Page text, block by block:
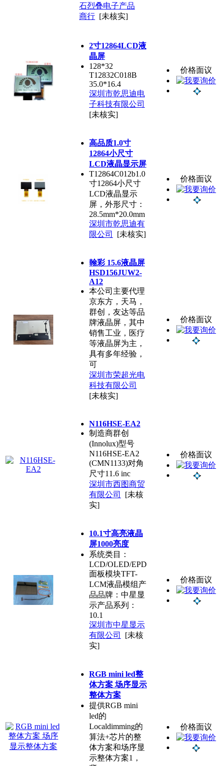
石烈叠电子产品
商行 [未核实]
2寸12864LCD液
晶屏
128*32
T12832C018B
35.0*16.4
深圳市乾思迪电
子科技有限公司
[未核实]
价格面议
高品质1.0寸
12864小尺寸
LCD液晶显示屏
T12864C012b1.0
寸12864小尺寸
LCD液晶显示
屏，外形尺寸：
28.5mm*20.0mm
深圳市乾思迪有
限公司
[未核实]
价格面议
翰彩 15.6液晶屏
HSD156JUW2-
A12
本公司主要代理
京东方，天马，
群创，友达等品
牌液晶屏，其中
销售工业，医疗
等液晶屏为主，
具有多年经验，
可
深圳市荣超光电
科技有限公司
[未核实]
价格面议
N116HSE-EA2
制造商群创
(Innolux)型号
N116HSE-EA2
(CMN1133)对角
尺寸11.6 inc
深圳市西图商贸
有限公司
[未核
实]
价格面议
10.1寸高亮液晶
屏1000亮度
系统类目：
LCD/OLED/EPD
面板模块TFT-
LCM液晶模组产
品品牌：中星显
示产品系列：
10.1
深圳市中星显示
有限公司
[未核
实]
价格面议
RGB mini led整
体方案 场序显示
整体方案
提供RGB mini
led的
Localdimming的
算法+芯片的整
体方案和场序显
示整体方案1，
价格面议